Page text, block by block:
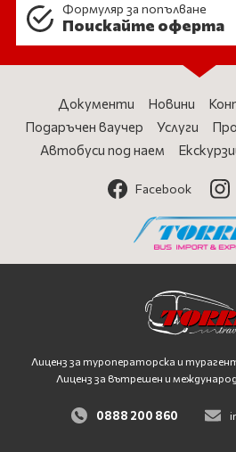
Формуляр за попълване
Поискайте оферта
Документи Новини
Подаръчен ваучер
Услуги
Автобуси под наем
Facebook
Лиценз за туроператорска и
Лиценз за вътрешен и
0888 200 860